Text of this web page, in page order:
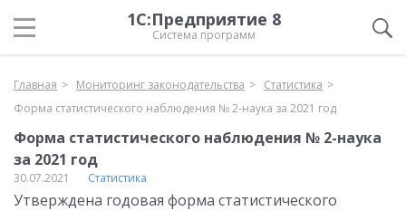
1С:Предприятие 8
Система программ
Главная Мониторинг законодательства
Статистика
Форма статистического наблюдения № 2-наука за 2021 год
Форма статистического наблюдения № 2-наука
за 2021 год
30.07.2021 Статистика
Утверждена годовая форма статистического